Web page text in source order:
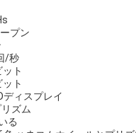
プン
/秒
ト
ト
ディスプレイ
ズム
る